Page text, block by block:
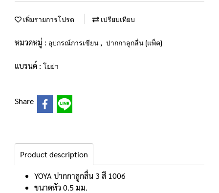
เพิ่มรายการโปรด เปรียบเทียบ
หมวดหมู่ : อุปกรณ์การเขียน , ปากกาลูกลื่น (แพ็ค)
แบรนด์ : โยย่า
Share
Product description
YOYA ปากกาลูกลื่น 3 สี 1006
ขนาดหัว 0.5 มม.